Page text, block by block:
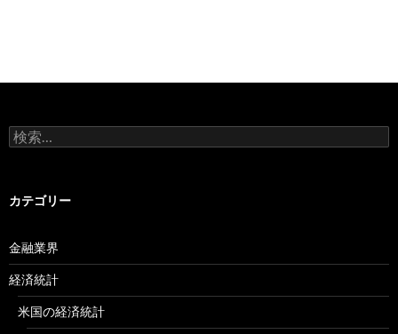
検
索:
カテゴリー
金融業界
経済統計
米国の経済統計